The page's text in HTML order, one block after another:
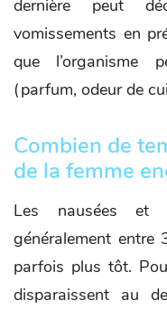
dernière peut
vomissements en
que l’organisme
(parfum, odeur de
Combien de
de la femme
Les nausées et
généralement entre
parfois plus tôt.
disparaissent au